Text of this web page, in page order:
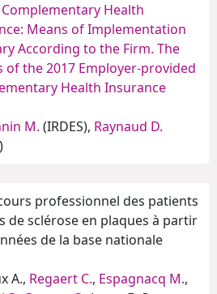
Health
Means of Implementation
According to the Firm. The
of the 2017 Employer-provided
Health Insurance
M. (IRDES), Raynaud D.
professionnel des patients
de sclérose en plaques à partir
de la base nationale
A., Regaert C., Espagnacq M.,